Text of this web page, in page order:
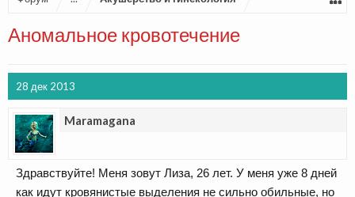
Аномальное кровотечение
28 дек 2013
Maramagana
Здравствуйте! Меня зовут Лиза, 26 лет. У меня уже 8 дней
как идут кровянистые выделения не сильно обильные, но